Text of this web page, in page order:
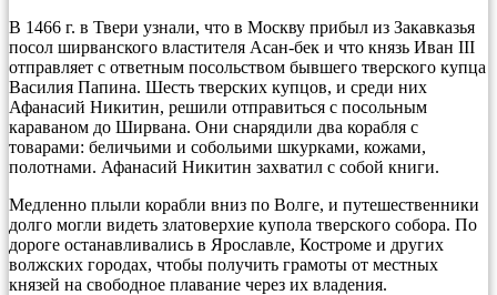
В 1466 г. в Твери узнали, что в Москву прибыл из Закавказья
посол ширванского властителя Асан-бек и что князь Иван III
отправляет с ответным посольством бывшего тверского купца
Василия Папина. Шесть тверских купцов, и среди них
Афанасий Никитин, решили отправиться с посольным
караваном до Ширвана. Они снарядили два корабля с
товарами: беличьими и собольими шкурками, кожами,
полотнами. Афанасий Никитин захватил с собой книги.
Медленно плыли корабли вниз по Волге, и путешественники
долго могли видеть златоверхие купола тверского собора. По
дороге останавливались в Ярославле, Костроме и других
волжских городах, чтобы получить грамоты от местных
князей на свободное плавание через их владения.